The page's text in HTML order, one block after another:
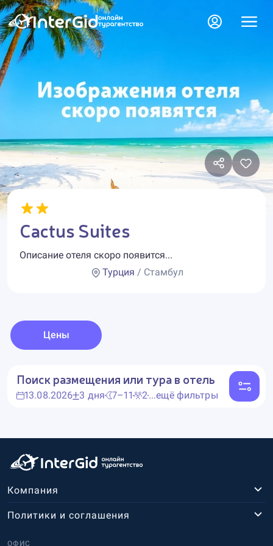
Cactus Suites
Описание отеля скоро появится...
Турция / Стамбул
Цены
Поиск размещения или тура в отель
13.08.2026 3 дня 7–11 2...ещё фильтры
Компания
ОФИС
Политики и соглашения